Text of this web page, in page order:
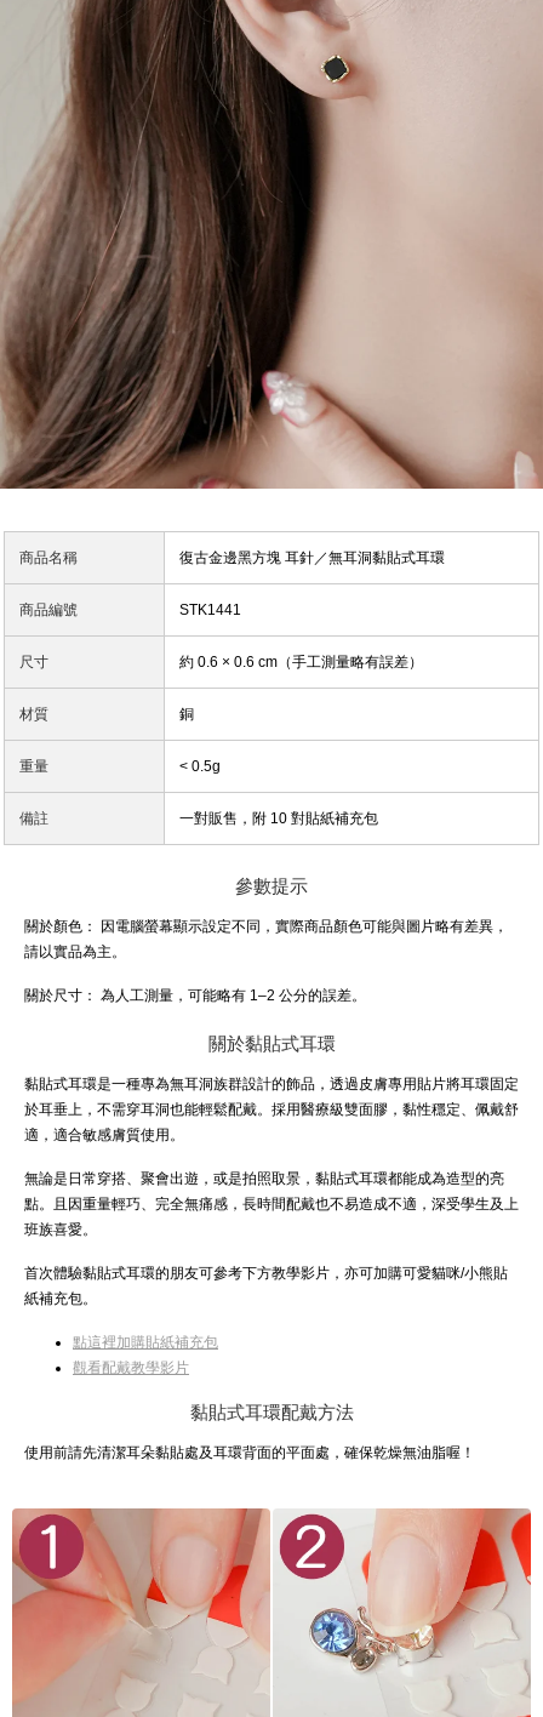
商品名稱 復古金邊黑方塊 耳針／無耳洞黏貼式耳環
商品編號 STK1441
尺寸 約 0.6 × 0.6 cm（手工測量略有誤差）
材質 銅
重量 < 0.5g
備註 一對販售，附 10 對貼紙補充包
參數提示
關於顏色：
因電腦螢幕顯示設定不同，實際商品顏色可能與圖片略有差異，
請以實品為主。
關於尺寸： 為人工測量，可能略有 1–2 公分的誤差。
關於黏貼式耳環
黏貼式耳環是一種專為無耳洞族群設計的飾品，透過皮膚專用貼片將耳環固定
於耳垂上，不需穿耳洞也能輕鬆配戴。採用醫療級雙面膠，黏性穩定、佩戴舒
適，適合敏感膚質使用。
無論是日常穿搭、聚會出遊，或是拍照取景，黏貼式耳環都能成為造型的亮
點。且因重量輕巧、完全無痛感，長時間配戴也不易造成不適，深受學生及上
班族喜愛。
首次體驗黏貼式耳環的朋友可參考下方教學影片，亦可加購可愛貓咪/小熊貼
紙補充包。
點這裡加購貼紙補充包
觀看配戴教學影片
黏貼式耳環配戴方法
使用前請先清潔耳朵黏貼處及耳環背面的平面處，確保乾燥無油脂喔！